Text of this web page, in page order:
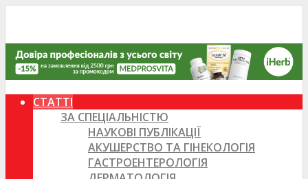
СТАТТІ
ЗА СПЕЦІАЛЬНІСТЮ
НАУКОВІ ПУБЛІКАЦІЇ
АКУШЕРСТВО ТА ГІНЕКОЛОГІЯ
ГАСТРОЕНТЕРОЛОГІЯ